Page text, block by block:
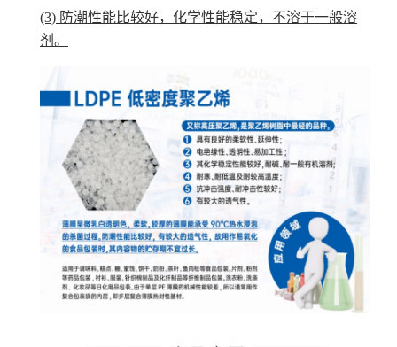
(3) 防潮性能比较好，化学性能稳定，不溶于一般溶
剂。